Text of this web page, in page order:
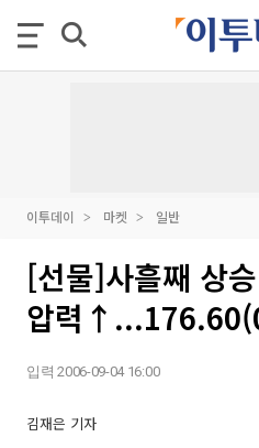
이투데이 마켓 일반
[선물]사흘째 상
압력
입력 2006-09-04 16:00
김재은 기자